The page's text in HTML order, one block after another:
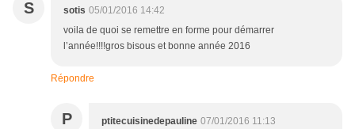
S sotis 05/01/2016 14:42
voila de quoi se remettre en forme pour démarrer
l’année!!!!gros bisous et bonne année 2016
Répondre
P ptitecuisinedepauline 07/01/2016 11:13